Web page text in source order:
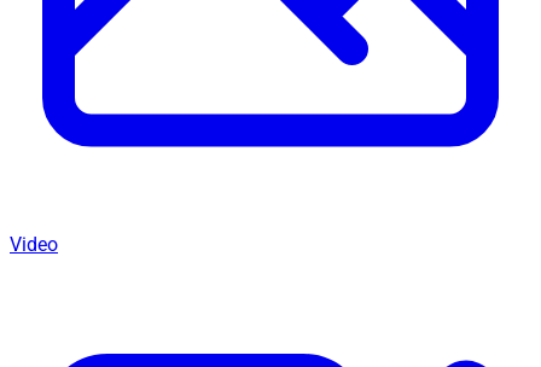
Video